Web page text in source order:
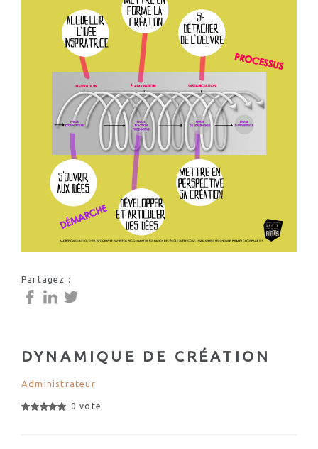
Partagez :
DYNAMIQUE DE CRÉATION
Administrateur
0 vote